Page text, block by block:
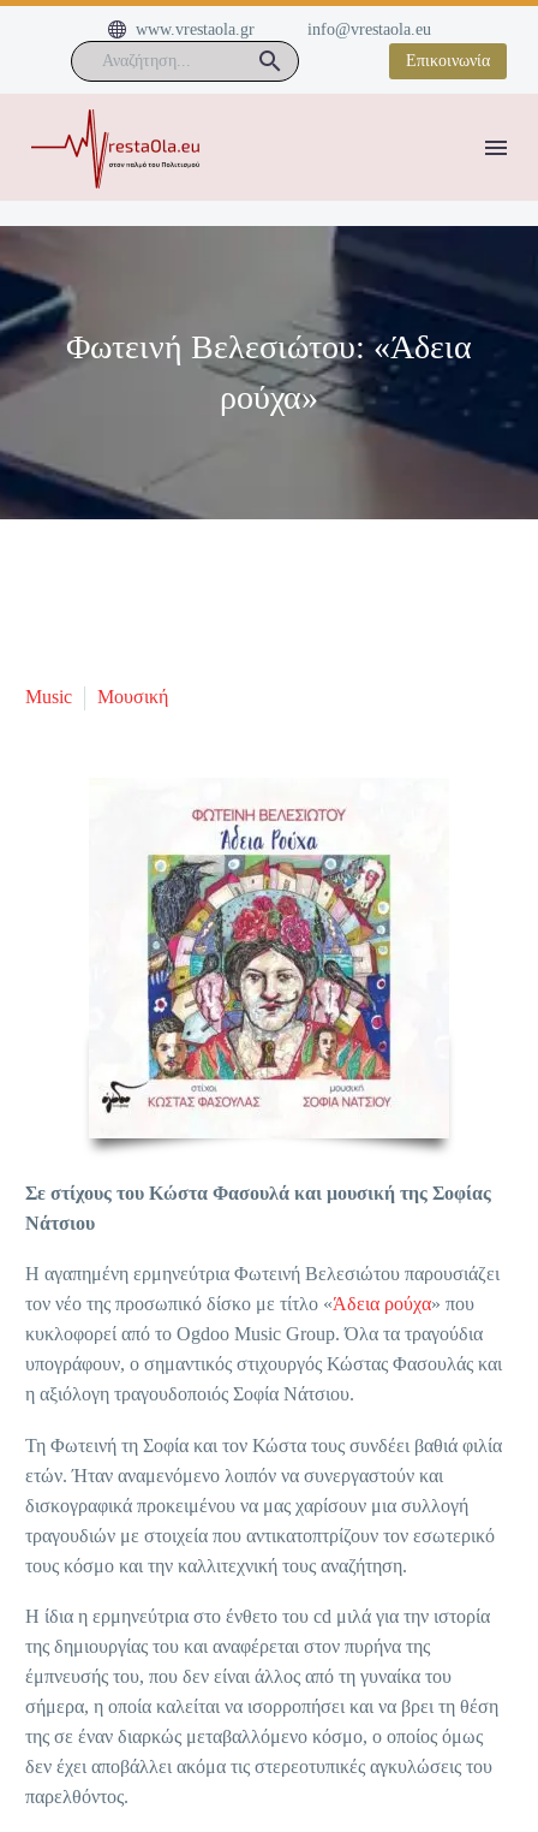

 www.vrestaola.gr
info@vrestaola.eu
Επικοινωνία
Φωτεινή Βελεσιώτου: «Άδεια
ρούχα»
Music Μουσική
Σε στίχους του Κώστα Φασουλά και μουσική της Σοφίας
Νάτσιου
Η αγαπημένη ερμηνεύτρια Φωτεινή Βελεσιώτου παρουσιάζει
τον νέο της προσωπικό δίσκο με τίτλο «Άδεια ρούχα» που
κυκλοφορεί από το Ogdoo Music Group. Όλα τα τραγούδια
υπογράφουν, ο σημαντικός στιχουργός Κώστας Φασουλάς και
η αξιόλογη τραγουδοποιός Σοφία Νάτσιου.
Τη Φωτεινή τη Σοφία και τον Κώστα τους συνδέει βαθιά φιλία
ετών. Ήταν αναμενόμενο λοιπόν να συνεργαστούν και
δισκογραφικά προκειμένου να μας χαρίσουν μια συλλογή
τραγουδιών με στοιχεία που αντικατοπτρίζουν τον εσωτερικό
τους κόσμο και την καλλιτεχνική τους αναζήτηση.
Η ίδια η ερμηνεύτρια στο ένθετο του cd μιλά για την ιστορία
της δημιουργίας του και αναφέρεται στον πυρήνα της
έμπνευσής του, που δεν είναι άλλος από τη γυναίκα του
σήμερα, η οποία καλείται να ισορροπήσει και να βρει τη θέση
της σε έναν διαρκώς μεταβαλλόμενο κόσμο, ο οποίος όμως
δεν έχει αποβάλλει ακόμα τις στερεοτυπικές αγκυλώσεις του
παρελθόντος.